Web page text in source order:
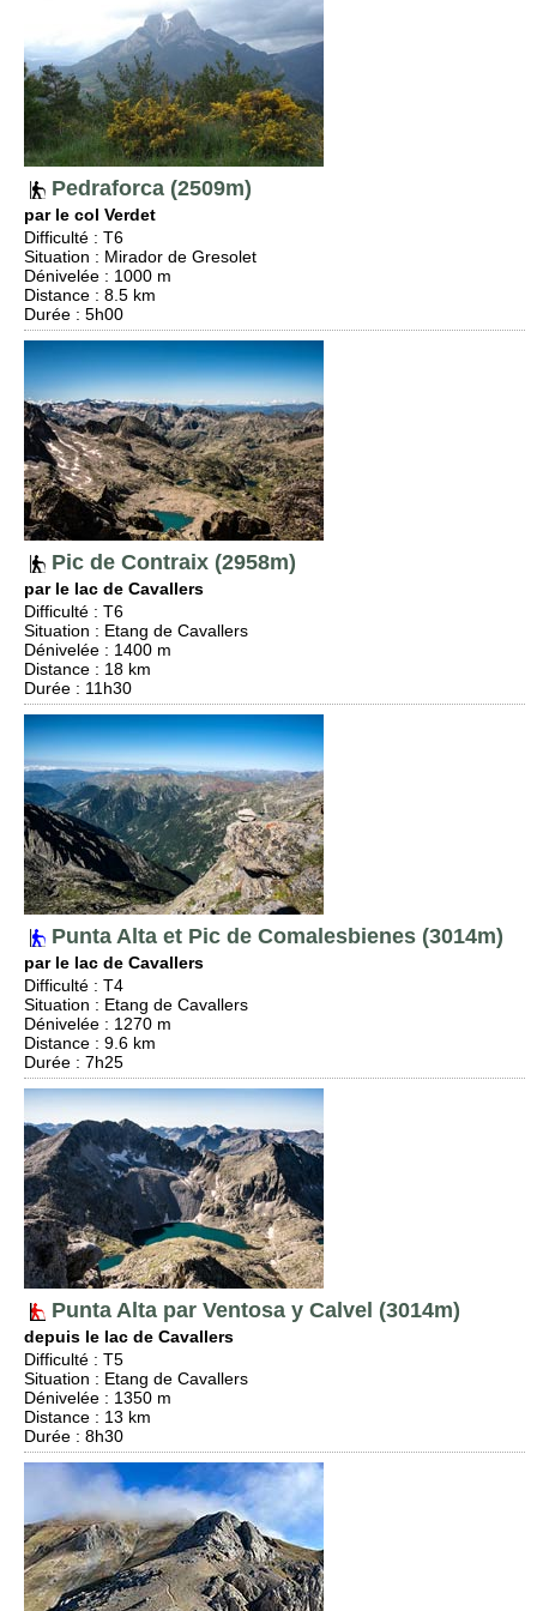
Pedraforca (2509m)
par le col Verdet
Difficulté : T6
Situation : Mirador de Gresolet
Dénivelée : 1000 m
Distance : 8.5 km
Durée : 5h00
Pic de Contraix (2958m)
par le lac de Cavallers
Difficulté : T6
Situation : Etang de Cavallers
Dénivelée : 1400 m
Distance : 18 km
Durée : 11h30
Punta Alta et Pic de Comalesbienes (3014m)
par le lac de Cavallers
Difficulté : T4
Situation : Etang de Cavallers
Dénivelée : 1270 m
Distance : 9.6 km
Durée : 7h25
Punta Alta par Ventosa y Calvel (3014m)
depuis le lac de Cavallers
Difficulté : T5
Situation : Etang de Cavallers
Dénivelée : 1350 m
Distance : 13 km
Durée : 8h30